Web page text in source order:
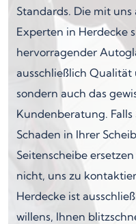
Standards. Die mit
Experten in Herdecke
hervorragender
ausschließlich
sondern auch das
Kundenberatung. Falls
Schaden in Ihrer
Seitenscheibe
nicht, uns zu
Herdecke ist
willens, Ihnen